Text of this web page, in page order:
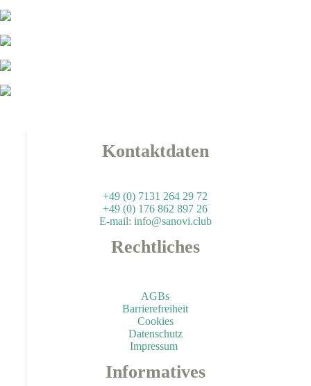
Kontaktdaten
+49 (0) 7131 264 29 72
+49 (0) 176 862 897 26
E-mail: info@sanovi.club
Rechtliches
AGBs
Barrierefreiheit
Cookies
Datenschutz
Impressum
Informatives